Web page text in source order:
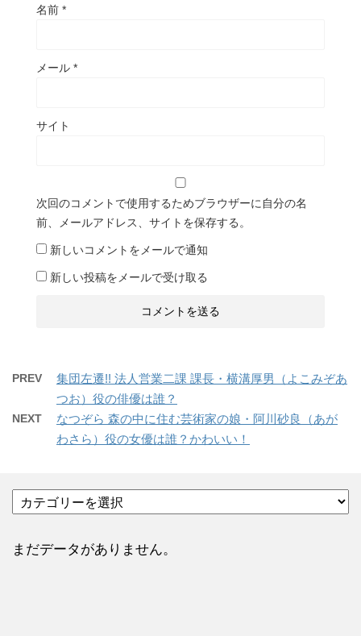
名前 *
メール *
サイト
次回のコメントで使用するためブラウザーに自分の名
前、メールアドレス、サイトを保存する。
新しいコメントをメールで通知
新しい投稿をメールで受け取る
PREV
集団左遷!! 法人営業二課 課長・横溝厚男（よこみぞあ
つお）役の俳優は誰？
NEXT
なつぞら 森の中に住む芸術家の娘・阿川砂良（あが
わさら）役の女優は誰？かわいい！
テ
リ
まだデータがありません。